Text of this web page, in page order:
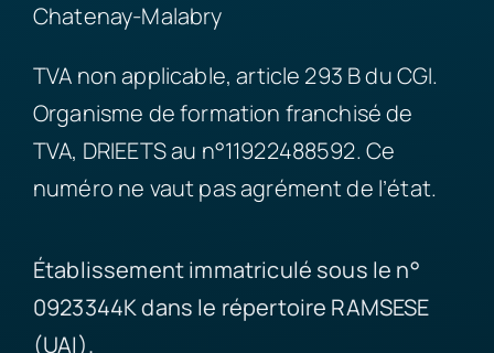
Chatenay-Malabry
TVA non applicable, article 293 B du CGI.
Organisme de formation franchisé de
TVA, DRIEETS au n°11922488592. Ce
numéro ne vaut pas agrément de l’état.
Établissement immatriculé sous le n°
0923344K dans le répertoire RAMSESE
(UAI).